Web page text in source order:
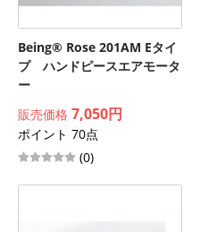
Being® Rose 201AM Eタイ
プ ハンドピースエアモータ
ー
販売価格 7,050円
ポイント 70点
(0)